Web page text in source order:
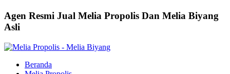
Agen Resmi Jual Melia Propolis Dan Melia Biyang
Asli
Beranda